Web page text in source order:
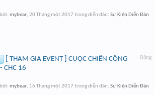
mybear, 20 Tháng một 2017 trong diễn đàn: Sự Kiện Diễn Đàn
Đăng
[ THAM GIA EVENT ] CUỘC CHIẾN CÔNG
CHC 16
mybear, 16 Tháng một 2017 trong diễn đàn: Sự Kiện Diễn Đàn